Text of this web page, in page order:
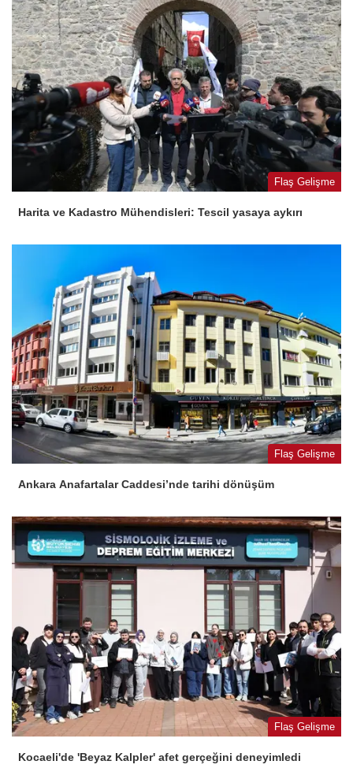
Flaş Gelişme
Harita ve Kadastro Mühendisleri: Tescil yasaya aykırı
Flaş Gelişme
Ankara Anafartalar Caddesi’nde tarihi dönüşüm
Flaş Gelişme
Kocaeli'de 'Beyaz Kalpler' afet gerçeğini deneyimledi